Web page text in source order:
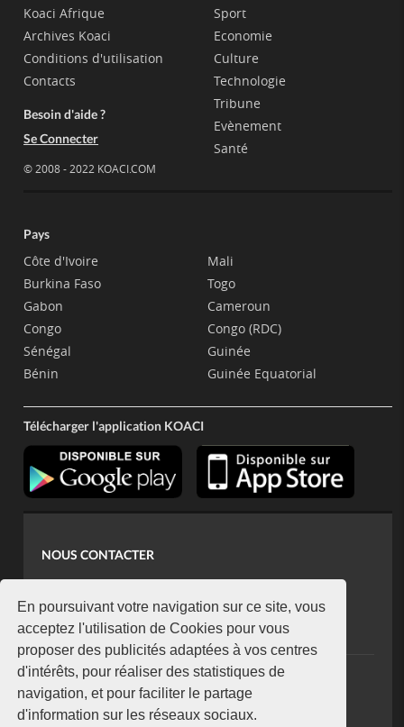
En poursuivant votre navigation sur ce site, vous
acceptez l'utilisation de Cookies pour vous
proposer des publicités adaptées à vos centres
d'intérêts, pour réaliser des statistiques de
navigation, et pour faciliter le partage
d'information sur les réseaux sociaux.
Koaci Afrique
Archives Koaci
Conditions d'utilisation
Contacts
Besoin d'aide ?
Se Connecter
© 2008 - 2022 KOACI.COM
Sport
Economie
Culture
Technologie
Tribune
Evènement
Santé
Pays
Côte d'Ivoire
Burkina Faso
Gabon
Congo
Sénégal
Bénin
Mali
Togo
Cameroun
Congo (RDC)
Guinée
Guinée Equatorial
Télécharger l'application KOACI
NOUS CONTACTER
koaci@yahoo.fr
+225 07 08 85 52 93
NEWSLETTER
Restez connecté via notre newsletter